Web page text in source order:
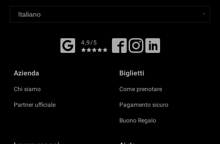
4,9/5
Azienda
Chi siamo
Partner ufficiale
Biglietti
Come prenotare
Pagamento sicuro
Buono Regalo